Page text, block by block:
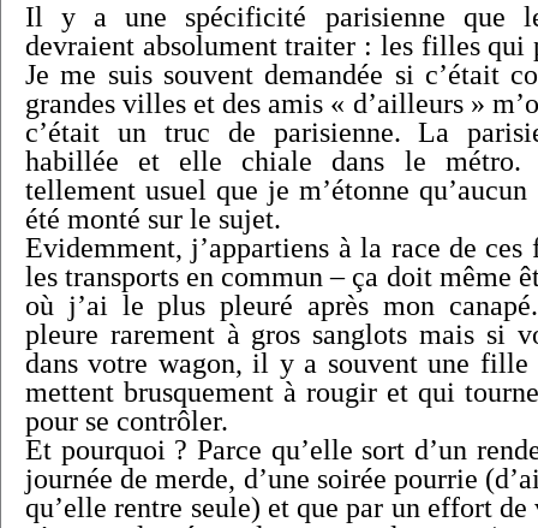
Il y a une spécificité parisienne que
devraient absolument traiter : les filles qui
Je me suis souvent demandée si c’était
grandes villes et des amis « d’ailleurs »
c’était un truc de parisienne. La
habillée et elle chiale dans le métro.
tellement usuel que je m’étonne
été monté sur le sujet.
Evidemment, j’appartiens à la race de
les transports en commun – ça doit même
où j’ai le plus pleuré après mon
pleure rarement à gros sanglots mais si
dans votre wagon, il y a souvent une fille
mettent brusquement à rougir et qui
pour se contrôler.
Et pourquoi ? Parce qu’elle sort d’un
journée de merde, d’une soirée pourrie
qu’elle rentre seule) et que par un effort